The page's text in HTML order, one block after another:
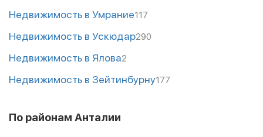
Недвижимость в Умрание117
Недвижимость в Ускюдар290
Недвижимость в Ялова2
Недвижимость в Зейтинбурну177
По районам Анталии